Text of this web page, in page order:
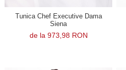
Tunica Chef Executive Dama
Siena
de la 973,98 RON